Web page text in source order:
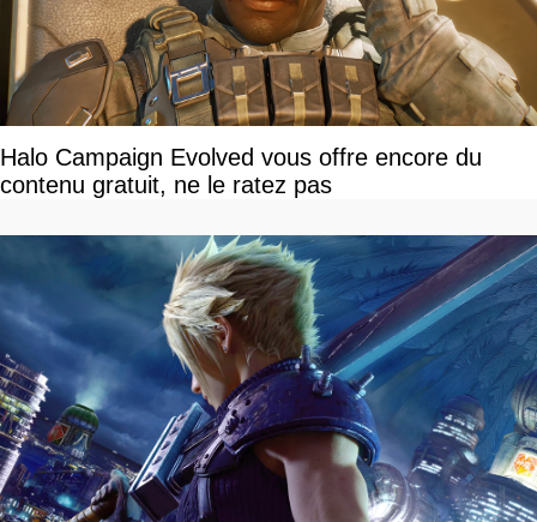
Halo Campaign Evolved vous offre encore du
contenu gratuit, ne le ratez pas